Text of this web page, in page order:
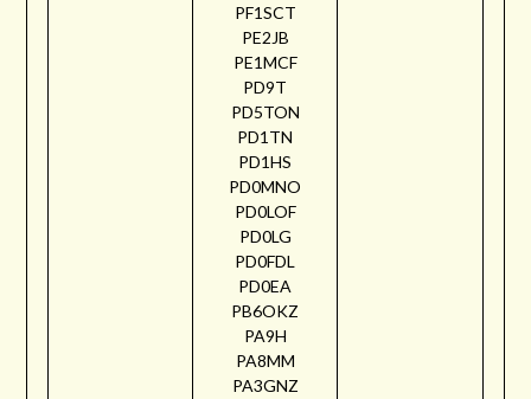
PF1SCT
PE2JB
PE1MCF
PD9T
PD5TON
PD1TN
PD1HS
PD0MNO
PD0LOF
PD0LG
PD0FDL
PD0EA
PB6OKZ
PA9H
PA8MM
PA3GNZ